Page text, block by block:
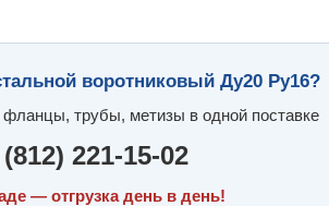
воротниковый Ду20 Ру16?
трубы, метизы в одной поставке
221-15-02
— отгрузка день в день!